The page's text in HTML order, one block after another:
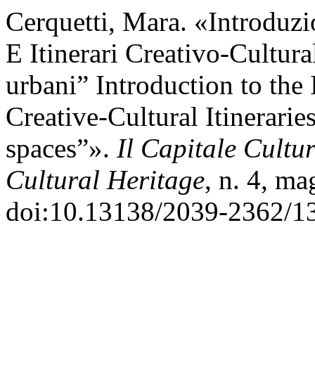
Cerquetti, Mara.
E Itinerari Creativo-
urbani” Introduction to the
Creative-Cultural
spaces”». Il Capitale
Cultural Heritage, n. 4,
doi:10.13138/2039-2362/